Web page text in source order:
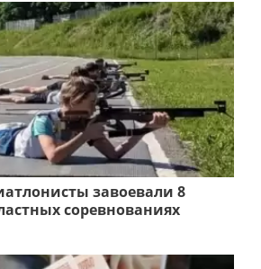
завоевали 8
соревнованиях